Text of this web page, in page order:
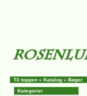
Til toppen » Katalog » Bøger
Kategorier